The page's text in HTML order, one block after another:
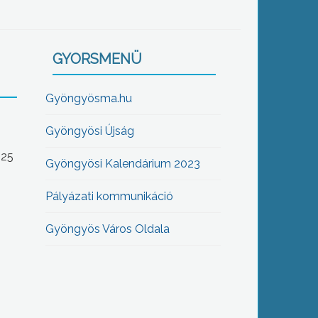
GYORSMENÜ
Gyöngyösma.hu
Gyöngyösi Újság
Gyöngyösi Kalendárium 2023
Pályázati kommunikáció
Gyöngyös Város Oldala